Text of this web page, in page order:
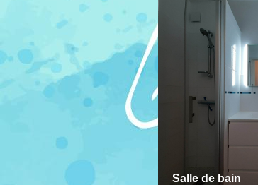
Salle de bain